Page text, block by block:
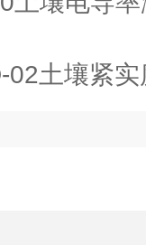
02土壤紧